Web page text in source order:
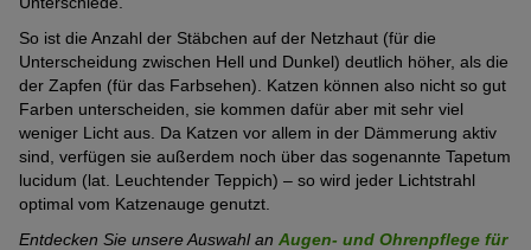
So ist die Anzahl der Stäbchen auf der Netzhaut (für die
Unterscheidung zwischen Hell und Dunkel) deutlich höher, als die
der Zapfen (für das Farbsehen). Katzen können also nicht so gut
Farben unterscheiden, sie kommen dafür aber mit sehr viel
weniger Licht aus. Da Katzen vor allem in der Dämmerung aktiv
sind, verfügen sie außerdem noch über das sogenannte Tapetum
lucidum (lat. Leuchtender Teppich) – so wird jeder Lichtstrahl
optimal vom Katzenauge genutzt.
Entdecken Sie unsere Auswahl an Augen- und Ohrenpflege für